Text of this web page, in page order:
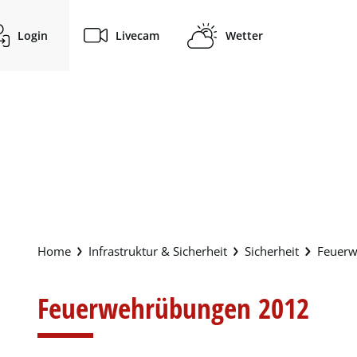
Login Livecam Wetter
Infrastruktur & Sicherheit Sicherheit
Feuerwehrübungen 2012